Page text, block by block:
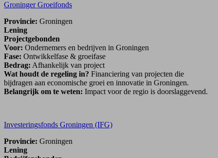
Groninger Groeifonds
Provincie: Groningen
Lening
Projectgebonden
Voor: Ondernemers en bedrijven in Groningen
Fase: Ontwikkelfase & groeifase
Bedrag: Afhankelijk van project
Wat houdt de regeling in? Financiering van projecten die
bijdragen aan economische groei en innovatie in Groningen.
Belangrijk om te weten: Impact voor de regio is doorslaggevend.
Investeringsfonds Groningen (IFG)
Provincie: Groningen
Lening